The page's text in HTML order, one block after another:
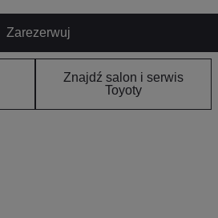
Zarezerwuj
Znajdź salon i serwis
Toyoty